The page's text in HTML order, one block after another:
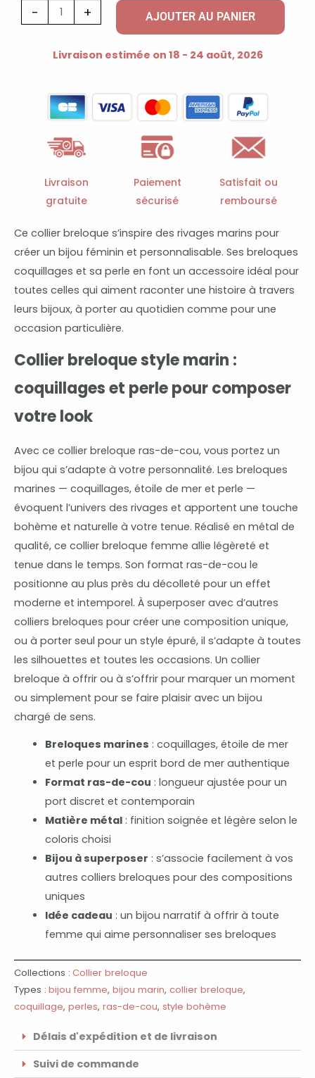
-
quantité
de
nc26y0113
breloques
marines
+ AJOUTER AU PANIER
Livraison estimée on 18 - 24 août, 2026
Livraison
gratuite
Paiement
sécurisé
Satisfait ou
remboursé
Ce collier breloque s’inspire des rivages marins pour
créer un bijou féminin et personnalisable. Ses breloques
coquillages et sa perle en font un accessoire idéal pour
toutes celles qui aiment raconter une histoire à travers
leurs bijoux, à porter au quotidien comme pour une
occasion particulière.
Collier breloque style marin :
coquillages et perle pour composer
votre look
Avec ce collier breloque ras-de-cou, vous portez un
bijou qui s’adapte à votre personnalité. Les breloques
marines — coquillages, étoile de mer et perle —
évoquent l’univers des rivages et apportent une touche
bohème et naturelle à votre tenue. Réalisé en métal de
qualité, ce collier breloque femme allie légèreté et
tenue dans le temps. Son format ras-de-cou le
positionne au plus près du décolleté pour un effet
moderne et intemporel. À superposer avec d’autres
colliers breloques pour créer une composition unique,
ou à porter seul pour un style épuré, il s’adapte à toutes
les silhouettes et toutes les occasions. Un collier
breloque à offrir ou à s’offrir pour marquer un moment
ou simplement pour se faire plaisir avec un bijou
chargé de sens.
Breloques marines : coquillages, étoile de mer
et perle pour un esprit bord de mer authentique
Format ras-de-cou : longueur ajustée pour un
port discret et contemporain
Matière métal: finition soignée et légère selon le
coloris choisi
Bijou à superposer : s’associe facilement à vos
autres colliers breloques pour des compositions
uniques
Idée cadeau : un bijou narratif à offrir à toute
femme qui aime personnaliser ses breloques
Collections : Collier breloque
Types : bijou femme, bijou marin, collier breloque,
coquillage, perles, ras-de-cou, style bohème
Délais d'expédition et de livraison
Suivi de commande